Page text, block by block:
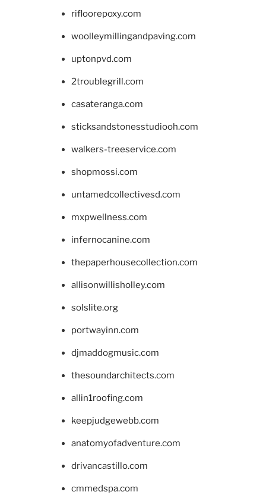
rifloorepoxy.com
woolleymillingandpaving.com
uptonpvd.com
2troublegrill.com
casateranga.com
sticksandstonesstudiooh.com
walkers-treeservice.com
shopmossi.com
untamedcollectivesd.com
mxpwellness.com
infernocanine.com
thepaperhousecollection.com
allisonwillisholley.com
solslite.org
portwayinn.com
djmaddogmusic.com
thesoundarchitects.com
allin1roofing.com
keepjudgewebb.com
anatomyofadventure.com
drivancastillo.com
cmmedspa.com